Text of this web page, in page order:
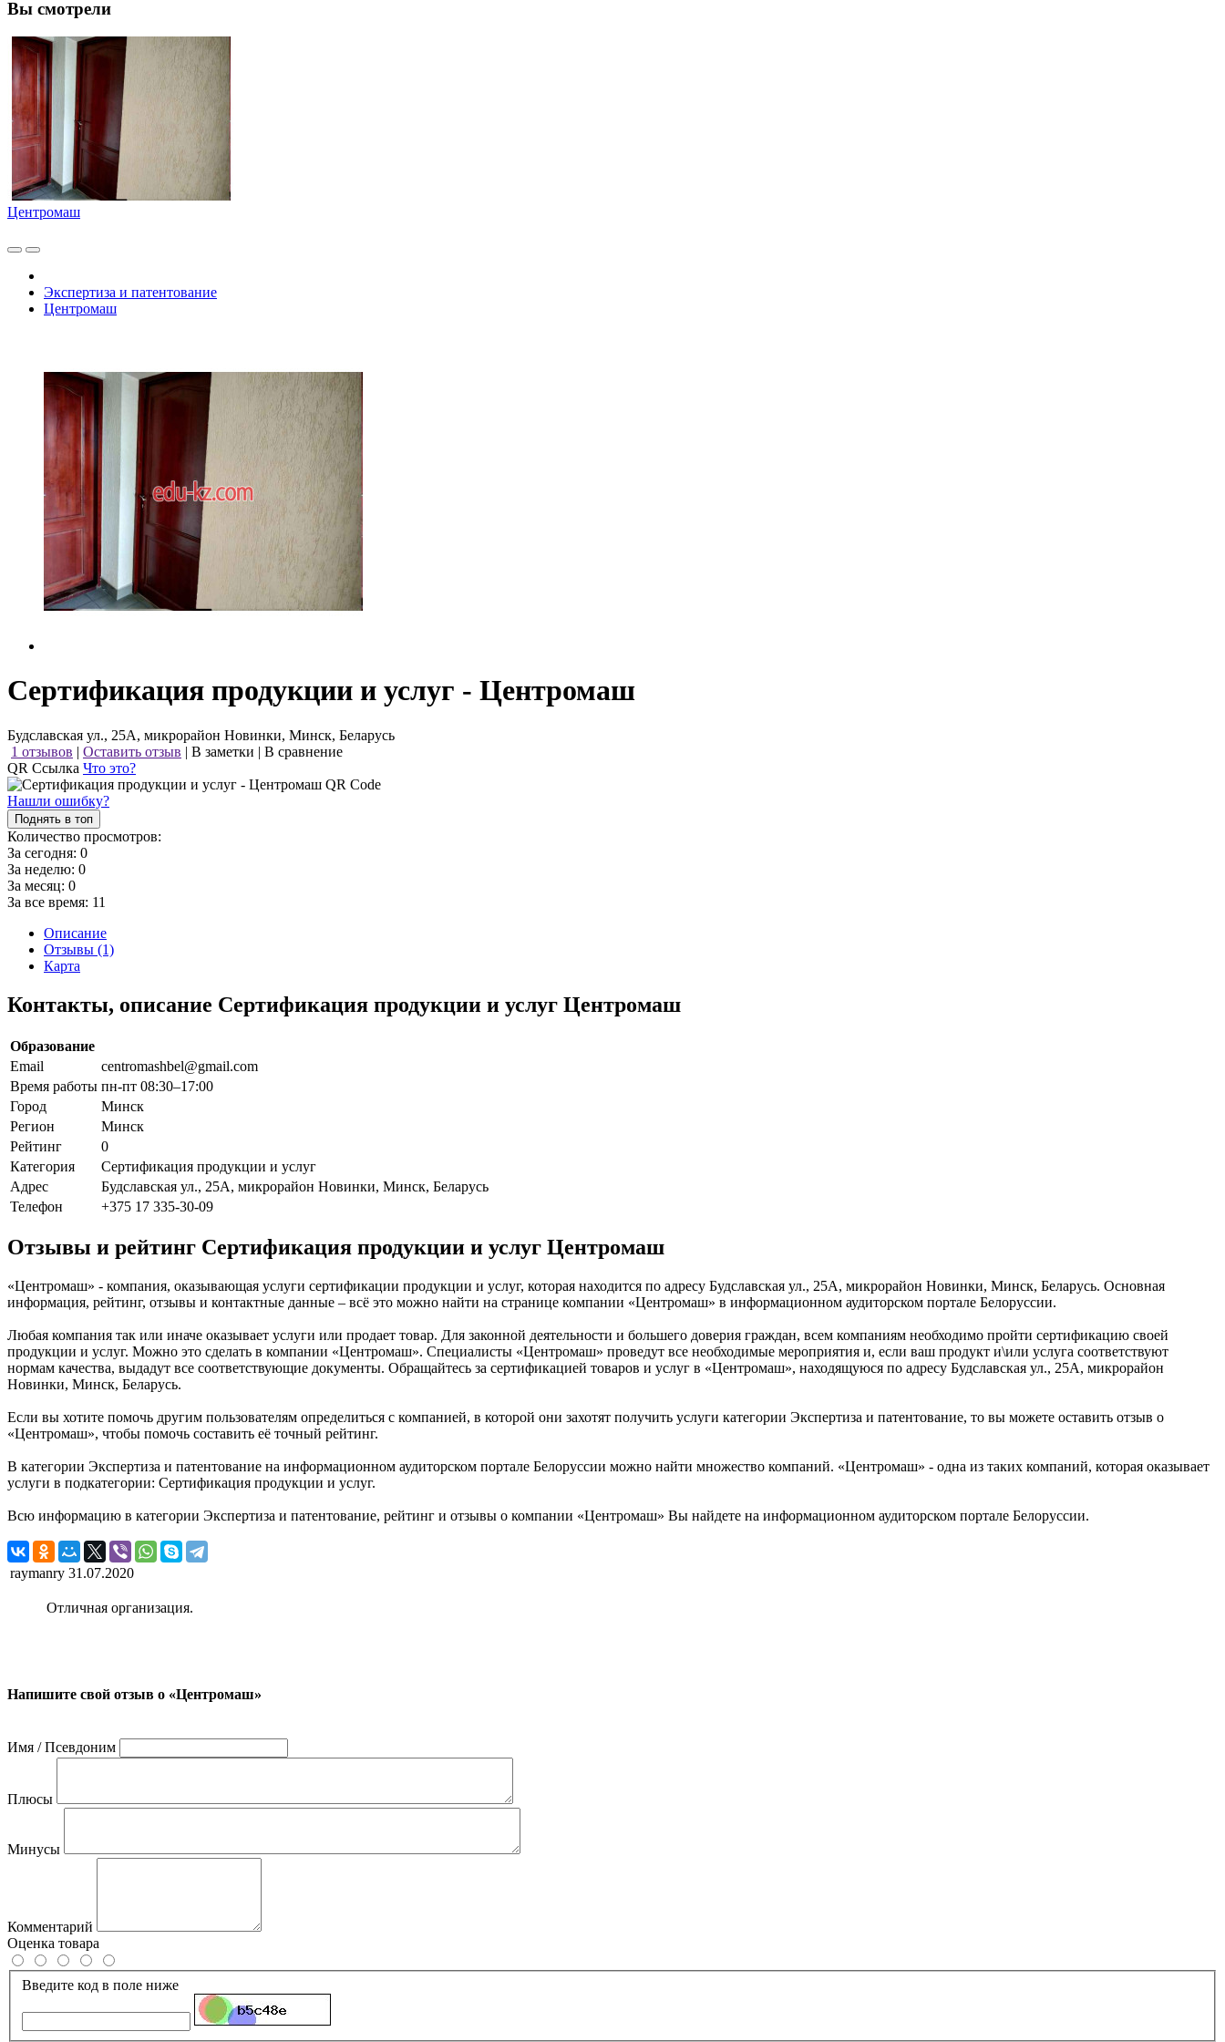
Вы смотрели
Центромаш
Экспертиза и патентование
Центромаш
Сертификация продукции и услуг - Центромаш
Будславская ул., 25А, микрорайон Новинки, Минск, Беларусь
1 отзывов | Оставить отзыв | В заметки | В сравнение
QR Ссылка Что это?
Нашли ошибку?
Поднять в топ
Количество просмотров:
За сегодня: 0
За неделю: 0
За месяц: 0
За все время: 11
Описание
Отзывы (1)
Карта
Контакты, описание Сертификация продукции и услуг Центромаш
Образование
Email
centromashbel@gmail.com
Время работы пн-пт 08:30–17:00
Город
Минск
Регион
Минск
Рейтинг
0
Категория
Сертификация продукции и услуг
Адрес
Будславская ул., 25А, микрорайон Новинки, Минск, Беларусь
Телефон
+375 17 335-30-09
Отзывы и рейтинг Сертификация продукции и услуг Центромаш
«Центромаш» - компания, оказывающая услуги сертификации продукции и услуг, которая находится по адресу Будславская ул., 25А, микрорайон Новинки, Минск, Беларусь. Основная
информация, рейтинг, отзывы и контактные данные – всё это можно найти на странице компании «Центромаш» в информационном аудиторском портале Белоруссии.
Любая компания так или иначе оказывает услуги или продает товар. Для законной деятельности и большего доверия граждан, всем компаниям необходимо пройти сертификацию своей
продукции и услуг. Можно это сделать в компании «Центромаш». Специалисты «Центромаш» проведут все необходимые мероприятия и, если ваш продукт и\или услуга соответствуют
нормам качества, выдадут все соответствующие документы. Обращайтесь за сертификацией товаров и услуг в «Центромаш», находящуюся по адресу Будславская ул., 25А, микрорайон
Новинки, Минск, Беларусь.
Если вы хотите помочь другим пользователям определиться с компанией, в которой они захотят получить услуги категории Экспертиза и патентование, то вы можете оставить отзыв о
«Центромаш», чтобы помочь составить её точный рейтинг.
В категории Экспертиза и патентование на информационном аудиторском портале Белоруссии можно найти множество компаний. «Центромаш» - одна из таких компаний, которая оказывает
услуги в подкатегории: Сертификация продукции и услуг.
Всю информацию в категории Экспертиза и патентование, рейтинг и отзывы о компании «Центромаш» Вы найдете на информационном аудиторском портале Белоруссии.
raymanry 31.07.2020
Отличная организация.
Напишите свой отзыв о «Центромаш»
Имя / Псевдоним
Плюсы
Минусы
Комментарий
Оценка товара
Введите код в поле ниже